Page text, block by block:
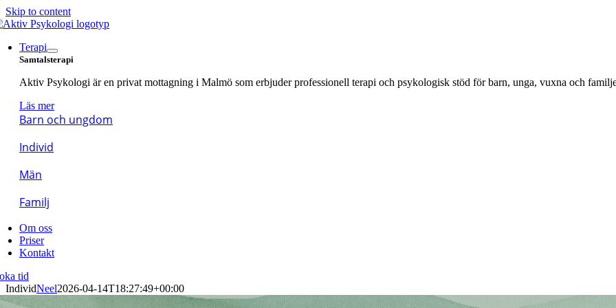
Skip to content
Terapi
Samtalsterapi
Aktiv Psykologi är en privat mottagning i Malmö som erbjuder professionell terapi och psykologisk stöd för barn, unga, vuxna och
Läs mer
Barn och ungdom
Individ
Män
Familj
Om oss
Priser
Kontakt
tid
IndividNeel2026-04-14T18:27:49+00:00